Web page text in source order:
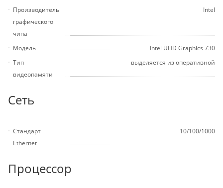
Производитель
графического
чипа
Intel
Модель
Intel UHD Graphics 730
Тип
видеопамяти
выделяется из оперативной
Сеть
Стандарт
Ethernet
10/100/1000
Процессор